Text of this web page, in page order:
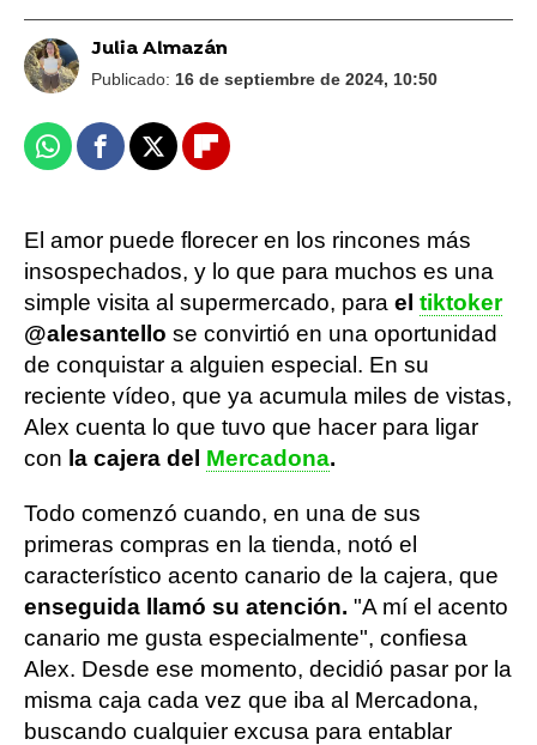
Julia Almazán
Publicado: 16 de septiembre de 2024, 10:50
WhatsappFacebook
X Flipboard
El amor puede florecer en los rincones más
insospechados, y lo que para muchos es una
simple visita al supermercado, para el tiktoker
@alesantello se convirtió en una oportunidad
de conquistar a alguien especial. En su
reciente vídeo, que ya acumula miles de vistas,
Alex cuenta lo que tuvo que hacer para ligar
con la cajera del Mercadona.
Todo comenzó cuando, en una de sus
primeras compras en la tienda, notó el
característico acento canario de la cajera, que
enseguida llamó su atención. "A mí el acento
canario me gusta especialmente", confiesa
Alex. Desde ese momento, decidió pasar por la
misma caja cada vez que iba al Mercadona,
buscando cualquier excusa para entablar